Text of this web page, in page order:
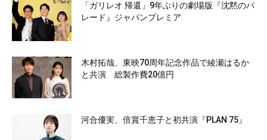
「ガリレオ 帰還」9年ぶりの劇場版『沈黙のパ
レード』ジャパンプレミア
木村拓哉、東映70周年記念作品で綾瀬はるか
と共演 総製作費20億円
河合優実、倍賞千恵子と初共演『PLAN 75』